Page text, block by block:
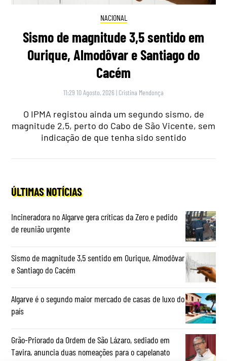
NACIONAL
Sismo de magnitude 3,5 sentido em
Ourique, Almodôvar e Santiago do
Cacém
11:29 10 Agosto, 2026 | Cristina Mendonça
O IPMA registou ainda um segundo sismo, de
magnitude 2,5, perto do Cabo de São Vicente, sem
indicação de que tenha sido sentido
ÚLTIMAS NOTÍCIAS
Incineradora no Algarve gera críticas da Zero e pedido
de reunião urgente
Sismo de magnitude 3,5 sentido em Ourique, Almodôvar
e Santiago do Cacém
Algarve é o segundo maior mercado de casas de luxo do
país
Grão-Priorado da Ordem de São Lázaro, sediado em
Tavira, anuncia duas nomeações para o capelanato